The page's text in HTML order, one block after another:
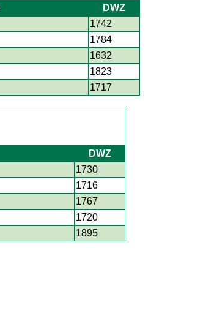
DWZ
1742
1784
1632
1823
1717
DWZ
1730
1716
1767
1720
1895